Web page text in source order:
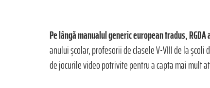
Pe lângă manualul generic european tradus,
anului școlar, profesorii de clasele V-VIII de la
de jocurile video potrivite pentru a capta mai mult